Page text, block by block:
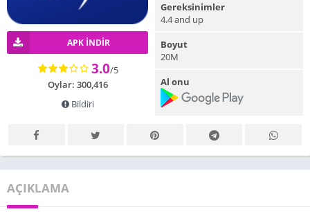
APK INDIR
3.0/5
Oylar: 300,416
Bildiri
Gereksinimler
4.4 and up
Boyut
20M
Al onu
AÇIKLAMA